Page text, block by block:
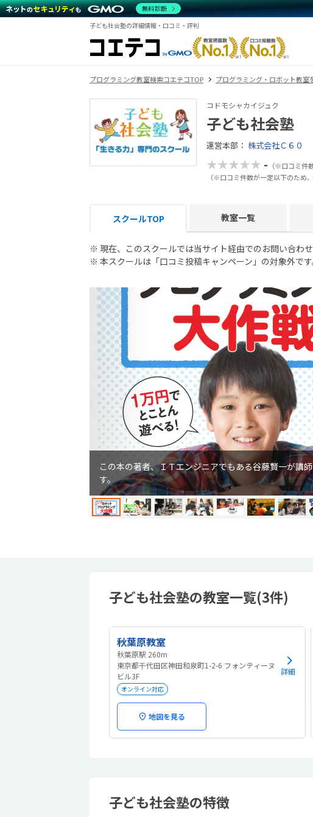
子ども社会塾の詳細情報・口コミ・評判
プログラミング教室検索コエテコTOP プログラミング・ロボット教室
コドモシャカイジュク
子ども社会塾
運営本部： 株式会社Ｃ６０
★★★★★ - （※口コミ件
（※口コミ件数が一定以下のため
スクールTOP 教室一覧
※ 現在、このスクールでは当サイト経由でのお問い合わ
※ 本スクールは「口コミ投稿キャンペーン」の対象外です
この本の著者、ＩＴエンジニアでもある谷藤賢一が講
す。
子ども社会塾の教室一覧(3件)
秋葉原教室
秋葉原駅 260m
東京都千代田区神田和泉町1-2-6 フォンティーヌ
ビル3F
オンライン対応
詳細
地図を見る
子ども社会塾の特徴
無料診断